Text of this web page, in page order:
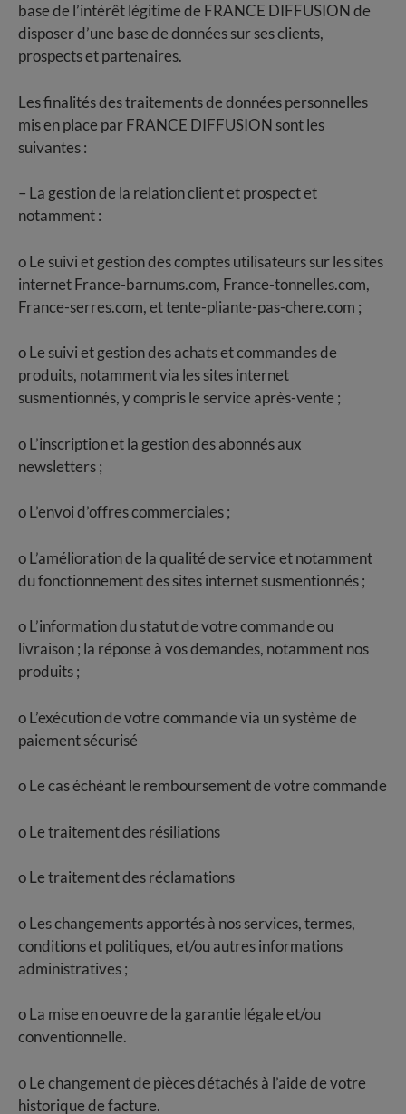
base de l’intérêt légitime de FRANCE DIFFUSION de
disposer d’une base de données sur ses clients,
prospects et partenaires.
Les finalités des traitements de données personnelles
mis en place par FRANCE DIFFUSION sont les
suivantes :
– La gestion de la relation client et prospect et
notamment :
o Le suivi et gestion des comptes utilisateurs sur les sites
internet France-barnums.com, France-tonnelles.com,
France-serres.com, et tente-pliante-pas-chere.com ;
o Le suivi et gestion des achats et commandes de
produits, notamment via les sites internet
susmentionnés, y compris le service après-vente ;
o L’inscription et la gestion des abonnés aux
newsletters ;
o L’envoi d’offres commerciales ;
o L’amélioration de la qualité de service et notamment
du fonctionnement des sites internet susmentionnés ;
o L’information du statut de votre commande ou
livraison ; la réponse à vos demandes, notamment nos
produits ;
o L’exécution de votre commande via un système de
paiement sécurisé
o Le cas échéant le remboursement de votre commande
o Le traitement des résiliations
o Le traitement des réclamations
o Les changements apportés à nos services, termes,
conditions et politiques, et/ou autres informations
administratives ;
o La mise en oeuvre de la garantie légale et/ou
conventionnelle.
o Le changement de pièces détachés à l’aide de votre
historique de facture.